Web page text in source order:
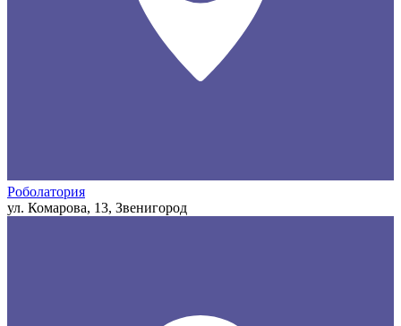
Роболатория
ул. Комарова, 13, Звенигород